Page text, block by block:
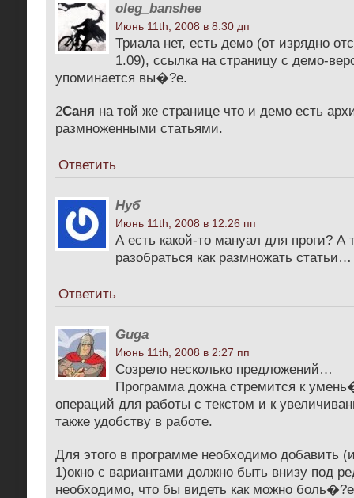
oleg_banshee
Июнь 11th, 2008 в 8:30 дп
Триала нет, есть демо (от изрядно
1.09), ссылка на страницу с демо-
упоминается вы�?е.
2Саня на той же странице что и демо есть
размноженными статьями.
Ответить
Нуб
Июнь 11th, 2008 в 12:26 пп
А есть какой-то мануал для проги? А
разобраться как размножать статьи…
Ответить
Guga
Июнь 11th, 2008 в 2:27 пп
Cозрело несколько предложений…
Программа дожна стремится к
операций для работы с текстом и к
также удобству в работе.
Для этого в программе необходимо добавить
1)окно с вариантами должно быть внизу под
необходимо, что бы видеть как можно